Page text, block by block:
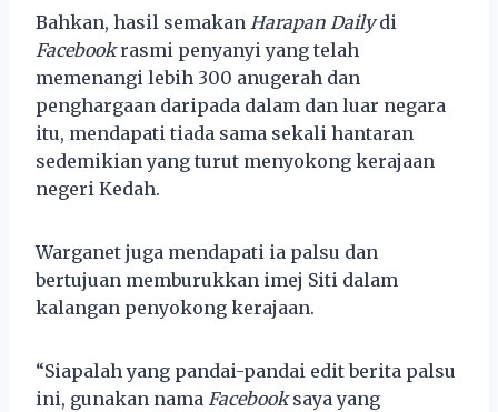
Bahkan, hasil semakan Harapan Dailydi
Facebookrasmi penyanyi yang telah
memenangi lebih 300 anugerah dan
penghargaan daripada dalam dan luar negara
itu, mendapati tiada sama sekali hantaran
sedemikian yang turut menyokong kerajaan
negeri Kedah.
Warganet juga mendapati ia palsu dan
bertujuan memburukkan imej Siti dalam
kalangan penyokong kerajaan.
“Siapalah yang pandai-pandai edit berita palsu
ini, gunakan nama Facebooksaya yang